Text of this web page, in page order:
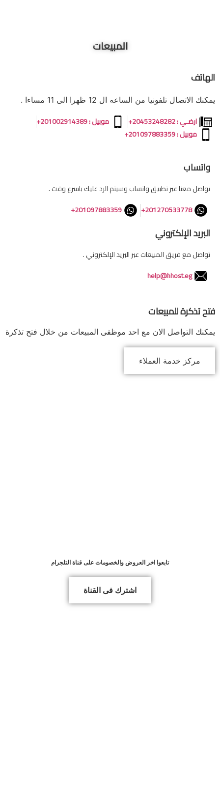
المبيعات
الهاتف
يمكنك الاتصال تلفونيا من الساعه ال 12 ظهرا الى 11 مساءا .
ارضـي : 20453248282+
موبيل : 201002914389+
موبيل : 201097883359+
واتساب
تواصل معنا عبر تطبيق واتساب وسيتم الرد عليك باسرع وقت .
201270533778+
201097883359+
البريد الإلكتروني
تواصل مع فريق المبيعات عبر البريد الإلكتروني .
help@hhost.eg
فتح تذكرة للمبيعات
يمكنك التواصل الان مع احد موظفى المبيعات من خلال فتح تذكرة
مركز خدمة العملاء
تابعوا اخر العروض والخصومات على قناة التلجرام
اشترك فى القناة